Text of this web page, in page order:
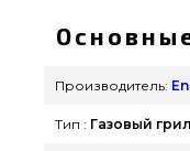
нормальной
магазине
Смотрите и
сейчас нашим
Производитель:
Тип : Газовый